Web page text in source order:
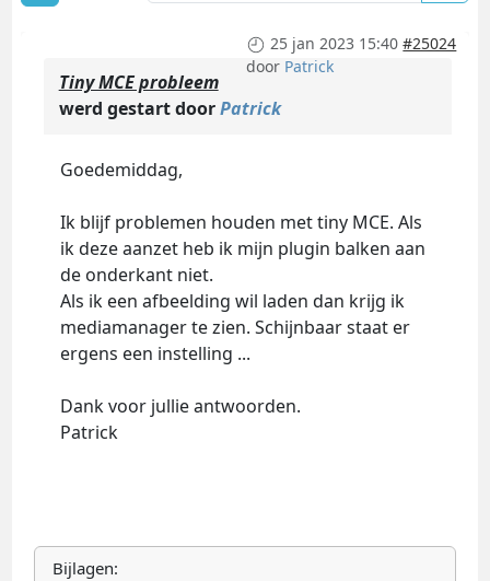
25 jan 2023 15:40 #25024
door Patrick
Tiny MCE probleem
werd gestart doorPatrick
Goedemiddag,
Ik blijf problemen houden met tiny MCE. Als
ik deze aanzet heb ik mijn plugin balken aan
de onderkant niet.
Als ik een afbeelding wil laden dan krijg ik
mediamanager te zien. Schijnbaar staat er
ergens een instelling ...
Dank voor jullie antwoorden.
Patrick
Bijlagen: